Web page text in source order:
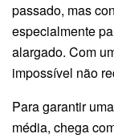
passado, mas
especialmente
alargado. Com
impossível não
Para garantir
média, chega